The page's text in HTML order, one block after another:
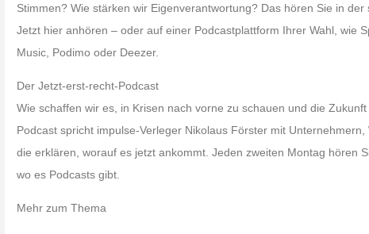
Stimmen? Wie stärken wir Eigenverantwortung? Das hören Sie in
Jetzt hier anhören – oder auf einer Podcastplattform Ihrer Wahl, wie
Music, Podimo oder Deezer.
Der Jetzt-erst-recht-Podcast
Wie schaffen wir es, in Krisen nach vorne zu schauen und die
Podcast spricht impulse-Verleger Nikolaus Förster mit Unternehmern,
die erklären, worauf es jetzt ankommt. Jeden zweiten Montag hören
wo es Podcasts gibt.
Mehr zum Thema